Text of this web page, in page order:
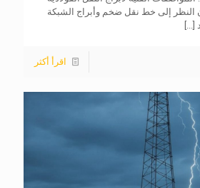
النظر إلى خط نقل ضخم وأبراج الشبكة
[...]
اقرأ أكثر